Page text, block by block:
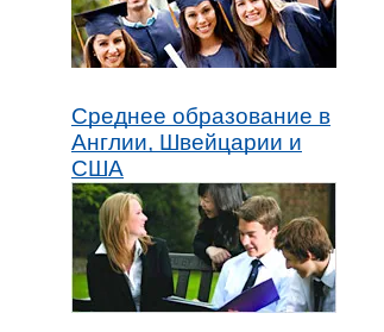
Среднее образование в
Англии, Швейцарии и
США